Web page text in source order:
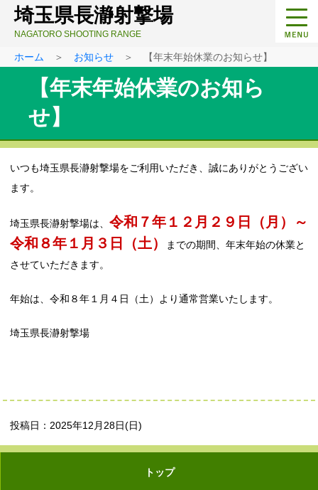
埼玉県長瀞射撃場
NAGATORO SHOOTING RANGE
ホーム ＞ お知らせ ＞ 【年末年始休業のお知らせ】
【年末年始休業のお知ら
せ】
いつも埼玉県長瀞射撃場をご利用いただき、誠にありがとうござい
ます。
埼玉県長瀞射撃場は、 令和７年１２月２９日（月）～
令和８年１月３日（土）
までの期間、年末年始の休業と
させていただきます。
年始は、令和８年１月４日（土）より通常営業いたします。
埼玉県長瀞射撃場
投稿日：2025年12月28日(日)
トップ